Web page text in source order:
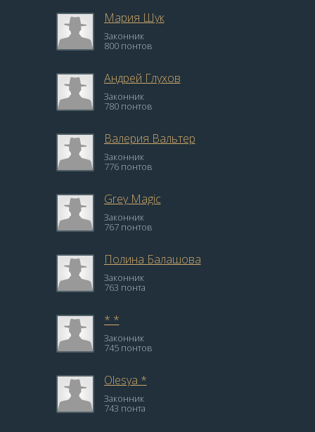
Мария Шук
Законник
800 понтов
Андрей Глухов
Законник
780 понтов
Валерия Вальтер
Законник
776 понтов
Grey Magic
Законник
767 понтов
Полина Балашова
Законник
763 понта
* *
Законник
745 понтов
Olesya *
Законник
743 понта